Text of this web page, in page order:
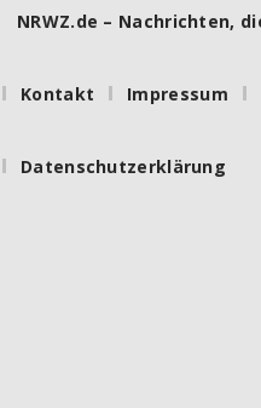
NRWZ.de – Nachrichten,
Kontakt Impressum
Datenschutzerklärung